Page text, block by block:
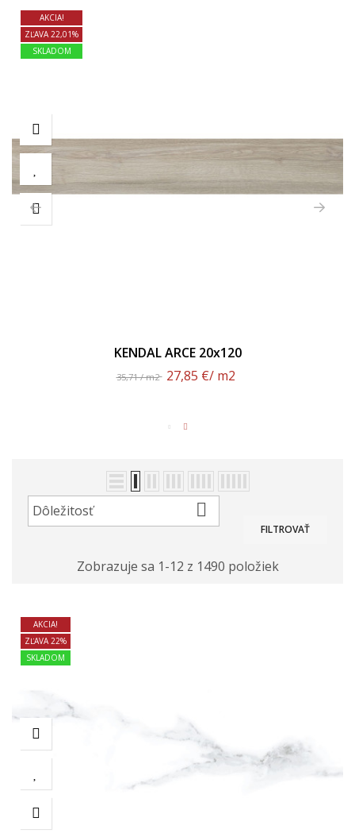
AKCIA!
ZĽAVA 22,01%
SKLADOM
KENDAL ARCE 20x120
35,71 / m2 27,85 €/ m2
Dôležitosť 
FILTROVAŤ
Zobrazuje sa 1-12 z 1490 položiek
AKCIA!
ZĽAVA 22%
SKLADOM